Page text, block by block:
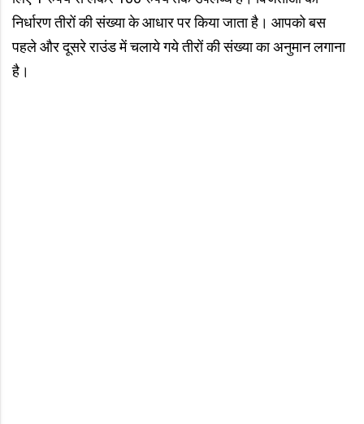
निर्धारण तीरों की संख्या के आधार पर किया जाता है। आपको बस
पहले और दूसरे राउंड में चलाये गये तीरों की संख्या का अनुमान लगाना
है।